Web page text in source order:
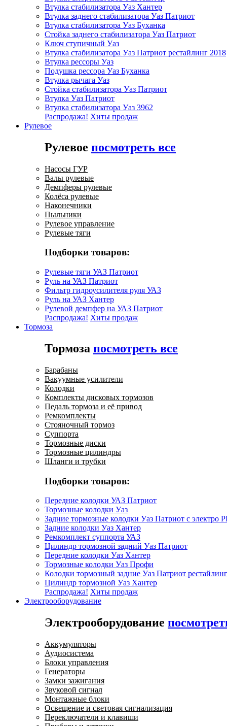
Втулка стабилизатора Уаз Хантер
Втулка заднего стабилизатора Уаз Патриот
Втулка стабилизатора Уаз Буханка
Стойка заднего стабилизатора Уаз Патриот
Ключ ступичный Уаз
Втулка стабилизатора Уаз Патриот рестайлинг 2018
Втулка рессоры Уаз
Подушка рессора Уаз Буханка
Втулка рычага Уаз
Стойка стабилизатора Уаз Патриот
Втулка Уаз Патриот
Втулка стабилизатора Уаз 3962
Распродажа! Хиты продаж
Рулевое
Рулевое посмотреть все
Насосы ГУР
Валы рулевые
Демпферы рулевые
Колёса рулевые
Наконечники
Пыльники
Рулевое управление
Рулевые тяги
Подборки товаров:
Рулевые тяги УАЗ Патриот
Руль на УАЗ Патриот
Фильтр гидроусилителя руля УАЗ
Руль на УАЗ Хантер
Рулевой демпфер на УАЗ Патриот
Распродажа! Хиты продаж
Тормоза
Тормоза посмотреть все
Барабаны
Вакуумные усилители
Колодки
Комплекты дисковых тормозов
Педаль тормоза и её привод
Ремкомплекты
Стояночный тормоз
Суппорта
Тормозные диски
Тормозные цилиндры
Шланги и трубки
Подборки товаров:
Передние колодки УАЗ Патриот
Тормозные колодки Уаз
Задние тормозные колодки Уаз Патриот с электро
Задние колодки Уаз Хантер
Ремкомплект суппорта УАЗ
Цилиндр тормозной задний Уаз Патриот
Передние колодки Уаз Хантер
Тормозные колодки Уаз Профи
Колодки тормозный задние Уаз Патриот
Цилиндр тормозной Уаз Хантер
Распродажа! Хиты продаж
Электрооборудование
Электрооборудование
Аккумуляторы
Аудиосистема
Блоки управления
Генераторы
Замки зажигания
Звуковой сигнал
Монтажные блоки
Освещение и световая сигнализация
Переключатели и клавиши